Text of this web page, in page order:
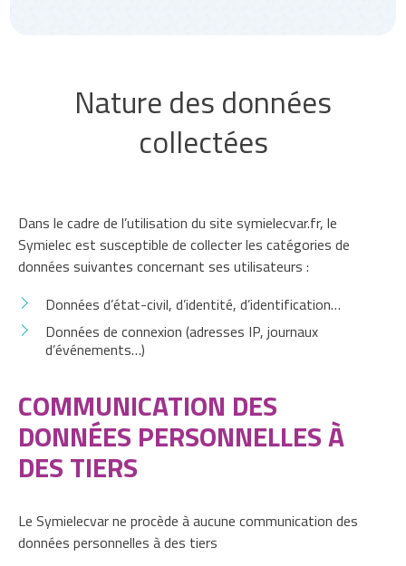
Nature des données
collectées
Dans le cadre de l’utilisation du site symielecvar.fr, le
Symielec est susceptible de collecter les catégories de
données suivantes concernant ses utilisateurs :
Données d’état-civil, d’identité, d’identification…
Données de connexion (adresses IP, journaux
d’événements…)
COMMUNICATION DES
DONNÉES PERSONNELLES À
DES TIERS
Le Symielecvar ne procède à aucune communication des
données personnelles à des tiers